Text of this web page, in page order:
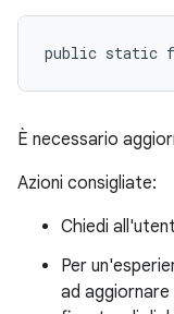
public static
È necessario
Azioni consigliate:
Chiedi
Per
ad